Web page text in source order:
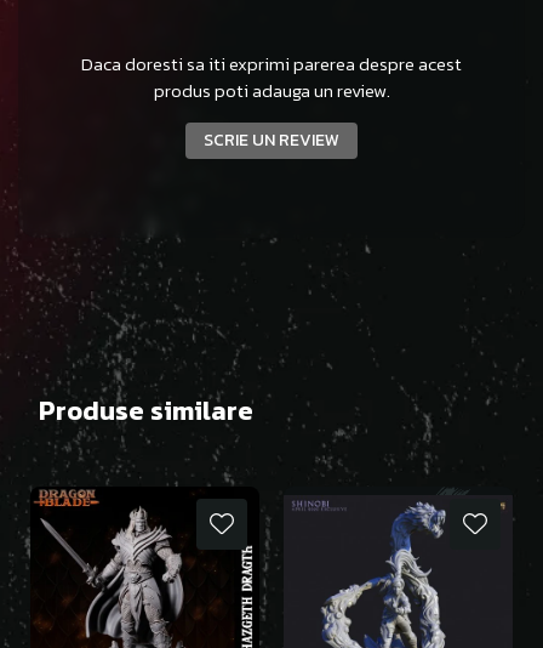
Daca doresti sa iti exprimi parerea despre acest
produs poti adauga un review.
SCRIE UN REVIEW
Produse similare